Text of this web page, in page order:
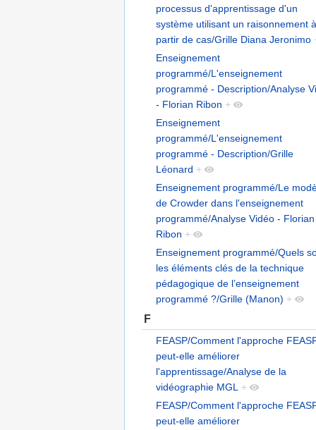
processus d'apprentissage d'un
système utilisant un raisonnement à
partir de cas/Grille Diana Jeronimo
Enseignement
programmé/L'enseignement
programmé - Description/Analyse
- Florian Ribon +
Enseignement
programmé/L'enseignement
programmé - Description/Grille
Léonard +
Enseignement programmé/Le
de Crowder dans l'enseignement
programmé/Analyse Vidéo - Florian
Ribon +
Enseignement programmé/Quels
les éléments clés de la technique
pédagogique de l’enseignement
programmé ?/Grille (Manon) +
F
FEASP/Comment l'approche
peut-elle améliorer
l'apprentissage/Analyse de la
vidéographie MGL +
FEASP/Comment l'approche
peut-elle améliorer